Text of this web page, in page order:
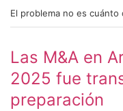
El problema no es
Las M&A en
2025 fue
preparación